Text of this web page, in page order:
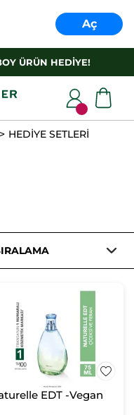
Aç
ÜRÜN HEDİYE!
HEDİYE SETLERİ
EDT -Vegan